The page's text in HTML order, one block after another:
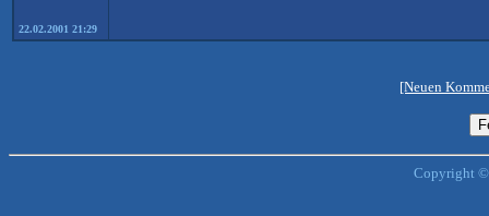
22.02.2001 21:29
[Neuen
Copyright ©